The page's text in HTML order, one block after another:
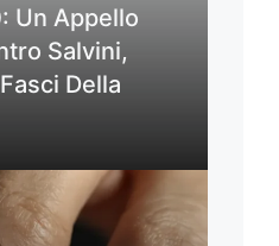
Un Appello
Salvini,
Della